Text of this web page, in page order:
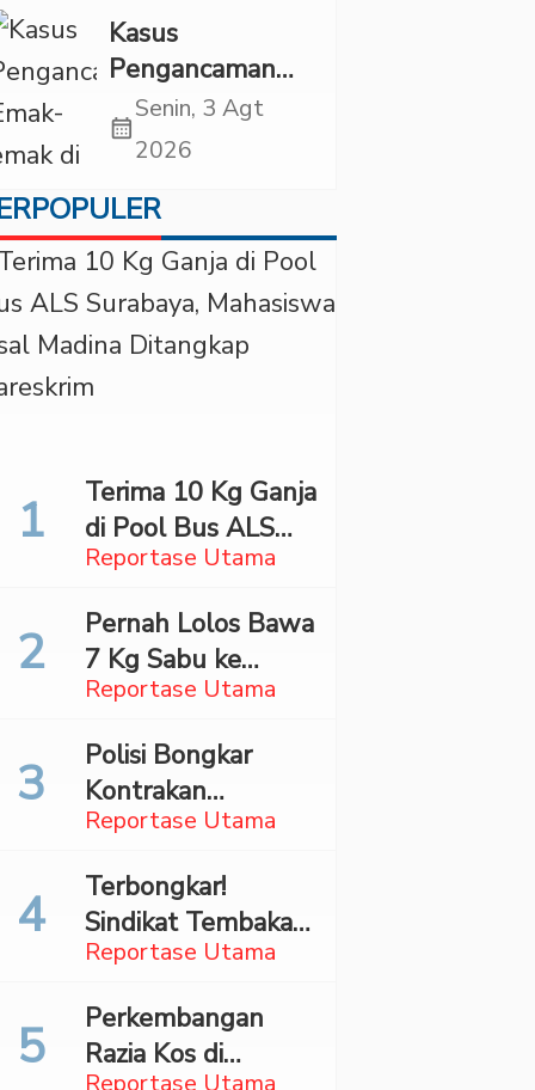
Mapping
Digerebek di
Jaksel
Kasus
Pengancaman
Emak-emak di
Tambang Ilegal
Penyidikan
calendar_month
Senin, 3 Agt
2026
Reportase Utama
Terima 10 Kg Ganja
di Pool Bus ALS
Surabaya,
Madina Ditangkap
Bareskrim
Reportase Utama
Pernah Lolos Bawa
7 Kg Sabu ke
Jakarta Pilot
Dibekuk Saat Bawa
70 Ribu Pil Ekstasi
Di Bandara Soetta
Reportase Utama
Polisi Bongkar
Kontrakan
Penyimpan 27,96
Reportase Utama
Terbongkar!
Sindikat Tembakau
Sintetis Bermodus
di Jaksel
Reportase Utama
Perkembangan
Razia Kos di